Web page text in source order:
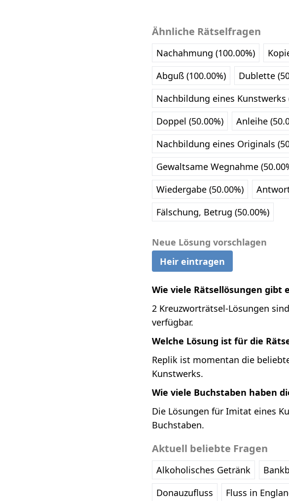
Ähnliche Rätselfragen
Nachahmung (100.00%)
Abguß (100.00%)
Dublette
Nachbildung eines Kunstwerks
Doppel (50.00%)
Anleihe
Nachbildung eines Originals
Gewaltsame Wegnahme
Wiedergabe (50.00%)
Fälschung, Betrug (50.00%)
Neue Lösung vorschlagen
Heir eintragen
Wie viele Rätsellösungen gibt
2 Kreuzworträtsel-Lösungen
verfügbar.
Welche Lösung ist für die
Replik ist momentan die
Kunstwerks.
Wie viele Buchstaben haben
Die Lösungen für Imitat eines
Buchstaben.
Aktuell beliebte Fragen
Alkoholisches Getränk
Donauzufluss
Fluss in